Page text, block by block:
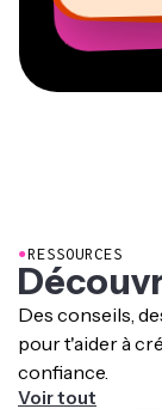
Des conseils,
pour t'aider à
confiance.
Voir tout